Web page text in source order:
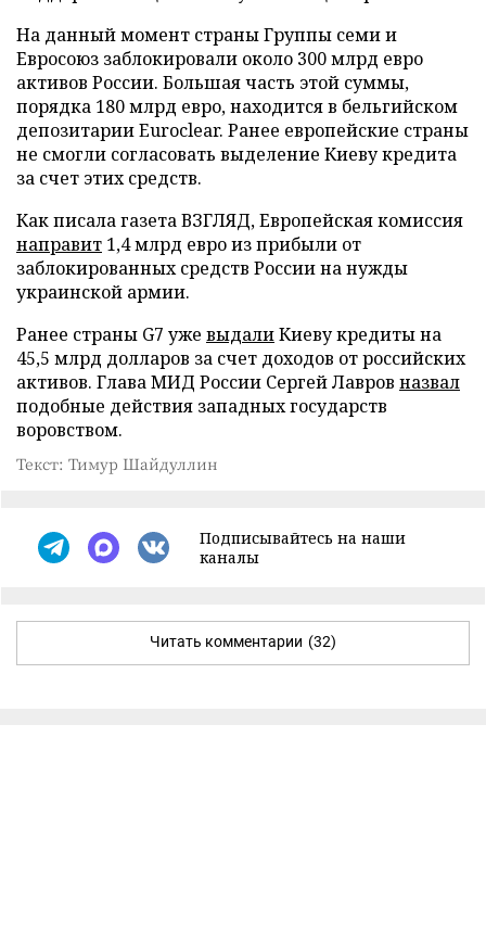
На данный момент страны Группы семи и
Евросоюз заблокировали около 300 млрд евро
активов России. Большая часть этой суммы,
порядка 180 млрд евро, находится в бельгийском
депозитарии Euroclear. Ранее европейские страны
не смогли согласовать выделение Киеву кредита
за счет этих средств.
Как писала газета ВЗГЛЯД, Европейская комиссия
направит 1,4 млрд евро из прибыли от
заблокированных средств России на нужды
украинской армии.
Ранее страны G7 уже выдалиКиеву кредиты на
45,5 млрд долларов за счет доходов от российских
активов. Глава МИД России Сергей Лавров назвал
подобные действия западных государств
воровством.
Текст: Тимур Шайдуллин
Подписывайтесь на наши
каналы
Читать комментарии (32)